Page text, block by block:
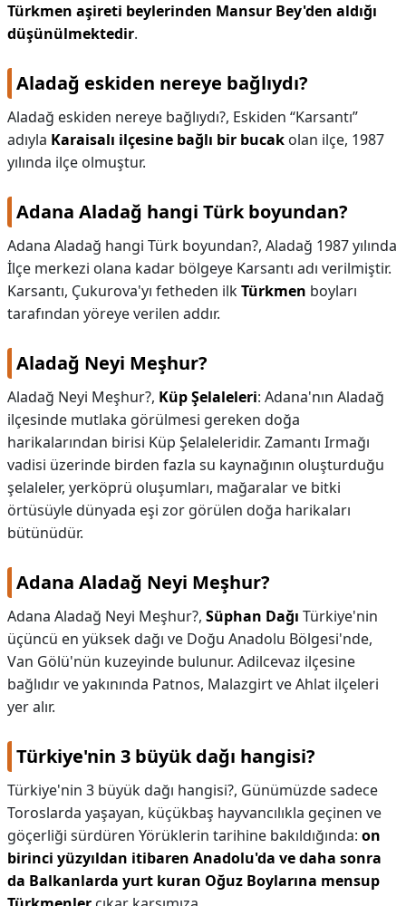
Türkmen aşireti beylerinden Mansur Bey'den aldığı
düşünülmektedir.
Aladağ eskiden nereye bağlıydı?
Aladağ eskiden nereye bağlıydı?, Eskiden “Karsantı”
adıyla Karaisalı ilçesine bağlı bir bucak olan ilçe, 1987
yılında ilçe olmuştur.
Adana Aladağ hangi Türk boyundan?
Adana Aladağ hangi Türk boyundan?, Aladağ 1987 yılında
İlçe merkezi olana kadar bölgeye Karsantı adı verilmiştir.
Karsantı, Çukurova'yı fetheden ilkTürkmen boyları
tarafından yöreye verilen addır.
Aladağ Neyi Meşhur?
Aladağ Neyi Meşhur?, Küp Şelaleleri: Adana'nın Aladağ
ilçesinde mutlaka görülmesi gereken doğa
harikalarından birisi Küp Şelaleleridir. Zamantı Irmağı
vadisi üzerinde birden fazla su kaynağının oluşturduğu
şelaleler, yerköprü oluşumları, mağaralar ve bitki
örtüsüyle dünyada eşi zor görülen doğa harikaları
bütünüdür.
Adana Aladağ Neyi Meşhur?
Adana Aladağ Neyi Meşhur?, Süphan Dağı Türkiye'nin
üçüncü en yüksek dağı ve Doğu Anadolu Bölgesi'nde,
Van Gölü'nün kuzeyinde bulunur. Adilcevaz ilçesine
bağlıdır ve yakınında Patnos, Malazgirt ve Ahlat ilçeleri
yer alır.
Türkiye'nin 3 büyük dağı hangisi?
Türkiye'nin 3 büyük dağı hangisi?, Günümüzde sadece
Toroslarda yaşayan, küçükbaş hayvancılıkla geçinen ve
göçerliği sürdüren Yörüklerin tarihine bakıldığında: on
birinci yüzyıldan itibaren Anadolu'da ve daha sonra
da Balkanlarda yurt kuran Oğuz Boylarına mensup